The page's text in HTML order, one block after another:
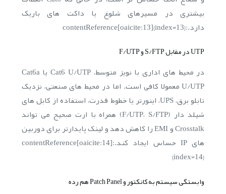
بیشتری در مسیرهای شلوغ یا داکت های باریک
دارد.:contentReference[oaicite:13]{index=13}
UTP در مقابل S/FTP و F/UTP
در محیط های اداری با نویز متوسط، Cat6 U/UTP یا Cat6a
U/UTP معمولا کافی است. اما در محیط های صنعتی، نزدیک
تابلو برق، UPS، اینورتر یا خطوط قدرت، استفاده از کابل های
شیلد دار (F/UTP، S/FTP) همراه با ارت صحیح می تواند
Crosstalk و EMI را کاهش دهد و لینک پایدارتر برای دوربین
های IP حساس ایجاد کند.:contentReference[oaicite:14]
{index=14}
وابستگی سیستم به کانکتور و Patch Panel هم رده